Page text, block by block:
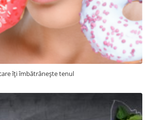
îți îmbătrânește tenul